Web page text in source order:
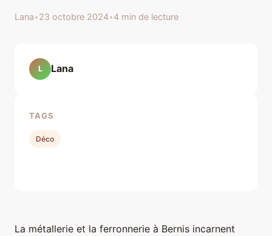
Lana•23 octobre 2024•4 min de lecture
La métallerie et la ferronnerie à Bernis incarnent
L Lana
TAGS
Déco